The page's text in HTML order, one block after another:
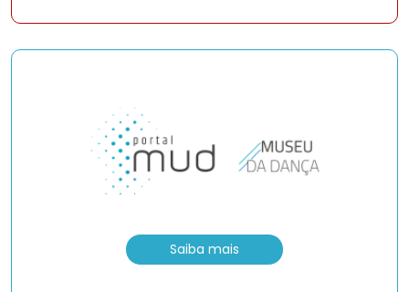
Saiba mais